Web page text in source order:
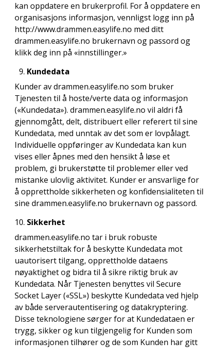
kan oppdatere en brukerprofil. For å oppdatere en
organisasjons informasjon, vennligst logg inn på
http://www.drammen.easylife.no med ditt
drammen.easylife.no brukernavn og passord og
klikk deg inn på «innstillinger.»
Kundedata
Kunder av drammen.easylife.no som bruker
Tjenesten til å hoste/verte data og informasjon
(«Kundedata»). drammen.easylife.no vil aldri få
gjennomgått, delt, distribuert eller referert til sine
Kundedata, med unntak av det som er lovpålagt.
Individuelle oppføringer av Kundedata kan kun
vises eller åpnes med den hensikt å løse et
problem, gi brukerstøtte til problemer eller ved
mistanke ulovlig aktivitet. Kunder er ansvarlige for
å opprettholde sikkerheten og konfidensialiteten til
sine drammen.easylife.no brukernavn og passord.
Sikkerhet
drammen.easylife.no tar i bruk robuste
sikkerhetstiltak for å beskytte Kundedata mot
uautorisert tilgang, opprettholde dataens
nøyaktighet og bidra til å sikre riktig bruk av
Kundedata. Når Tjenesten benyttes vil Secure
Socket Layer («SSL») beskytte Kundedata ved hjelp
av både serverautentisering og datakryptering.
Disse teknologiene sørger for at Kundedataen er
trygg, sikker og kun tilgjengelig for Kunden som
informasjonen tilhører og de som Kunden har gitt